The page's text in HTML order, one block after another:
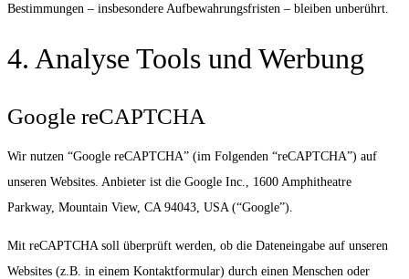
Bestimmungen – insbesondere Aufbewahrungsfristen – bleiben unberührt.
4. Analyse Tools und Werbung
Google reCAPTCHA
Wir nutzen “Google reCAPTCHA” (im Folgenden “reCAPTCHA”) auf
unseren Websites. Anbieter ist die Google Inc., 1600 Amphitheatre
Parkway, Mountain View, CA 94043, USA (“Google”).
Mit reCAPTCHA soll überprüft werden, ob die Dateneingabe auf unseren
Websites (z.B. in einem Kontaktformular) durch einen Menschen oder